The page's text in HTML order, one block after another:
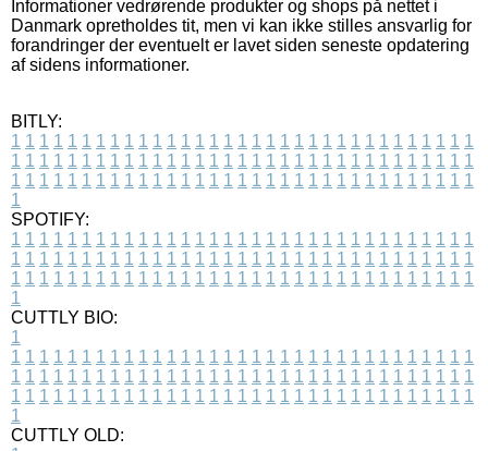
Informationer vedrørende produkter og shops på nettet i
Danmark opretholdes tit, men vi kan ikke stilles ansvarlig for
forandringer der eventuelt er lavet siden seneste opdatering
af sidens informationer.
BITLY:
1 1 1 1 1 1 1 1 1 1 1 1 1 1 1 1 1 1 1 1 1 1 1 1 1 1 1 1 1 1 1 1 1
1 1 1 1 1 1 1 1 1 1 1 1 1 1 1 1 1 1 1 1 1 1 1 1 1 1 1 1 1 1 1 1 1
1 1 1 1 1 1 1 1 1 1 1 1 1 1 1 1 1 1 1 1 1 1 1 1 1 1 1 1 1 1 1 1 1
1
SPOTIFY:
1 1 1 1 1 1 1 1 1 1 1 1 1 1 1 1 1 1 1 1 1 1 1 1 1 1 1 1 1 1 1 1 1
1 1 1 1 1 1 1 1 1 1 1 1 1 1 1 1 1 1 1 1 1 1 1 1 1 1 1 1 1 1 1 1 1
1 1 1 1 1 1 1 1 1 1 1 1 1 1 1 1 1 1 1 1 1 1 1 1 1 1 1 1 1 1 1 1 1
1
CUTTLY BIO:
1
1 1 1 1 1 1 1 1 1 1 1 1 1 1 1 1 1 1 1 1 1 1 1 1 1 1 1 1 1 1 1 1 1
1 1 1 1 1 1 1 1 1 1 1 1 1 1 1 1 1 1 1 1 1 1 1 1 1 1 1 1 1 1 1 1 1
1 1 1 1 1 1 1 1 1 1 1 1 1 1 1 1 1 1 1 1 1 1 1 1 1 1 1 1 1 1 1 1 1
1
CUTTLY OLD: